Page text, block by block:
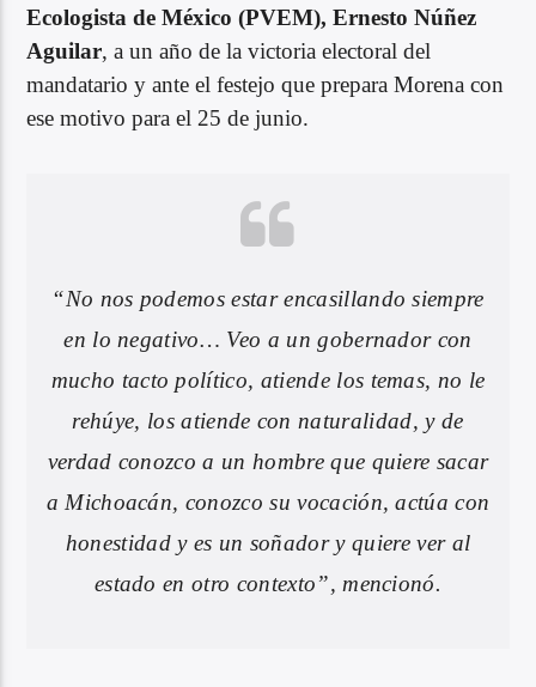
Ecologista de México (PVEM), Ernesto Núñez
Aguilar, a un año de la victoria electoral del
mandatario y ante el festejo que prepara Morena con
ese motivo para el 25 de junio.
“No nos podemos estar encasillando siempre
en lo negativo… Veo a un gobernador con
mucho tacto político, atiende los temas, no le
rehúye, los atiende con naturalidad, y de
verdad conozco a un hombre que quiere sacar
a Michoacán, conozco su vocación, actúa con
honestidad y es un soñador y quiere ver al
estado en otro contexto”, mencionó.